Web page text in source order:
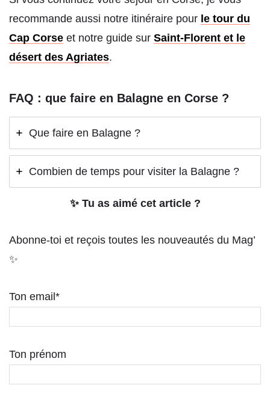
recommande aussi notre itinéraire pour le tour du
Cap Corse et notre guide sur Saint-Florent et le
désert des Agriates.
FAQ : que faire en Balagne en Corse ?
Que faire en Balagne ?
Combien de temps pour visiter la Balagne ?
✨ Tu as aimé cet article ?
Abonne-toi et reçois toutes les nouveautés du Mag’
✨
Ton email*
Ton prénom